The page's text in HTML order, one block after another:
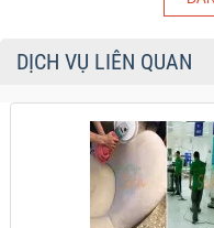
DỊCH VỤ LIÊN QUAN